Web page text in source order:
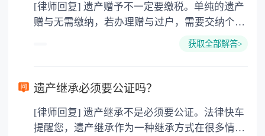
[律师回复] 遗产赠予不一定要缴税。单纯的遗产
赠与无需缴纳，若办理赠与过户，需要交纳个人
所得税、契税和公证费。赠与过户是没有增值税
要缴纳公证费，具体如下： 1. 公证费：按房
3. 印花税：按房屋评估价的0.05%缴纳 4. 土
地增值税：按房价1%缴纳 5. 房屋产权登记费：
获取全部解答>
遗产继承必须要公证吗？
[律师回复] 遗产继承不是必须要公证。法律快车
提醒您，遗产继承作为一种继承方式在很多情况